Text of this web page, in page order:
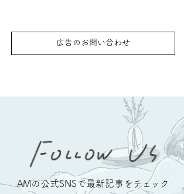
広告のお問い合わせ
AMの公式SNSで最新記事をチェック